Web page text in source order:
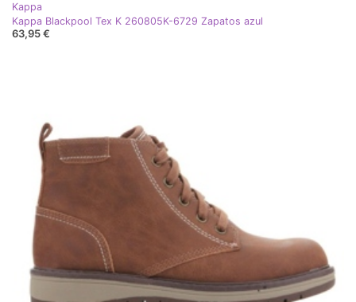
Kappa
Kappa Blackpool Tex K 260805K-6729 Zapatos azul
63,95 €